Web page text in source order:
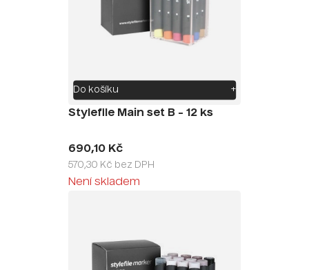
Do košíku +
Stylefile Main set B - 12 ks
690,10 Kč
570,30 Kč bez DPH
Není skladem